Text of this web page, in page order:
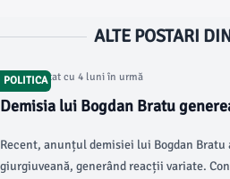
ALTE POSTARI
POLITICA
Articol postat cu 4 luni în urmă
Demisia lui Bogdan Bratu
Recent, anunțul demisiei lui Bogdan
giurgiuveană, generând reacții variate.